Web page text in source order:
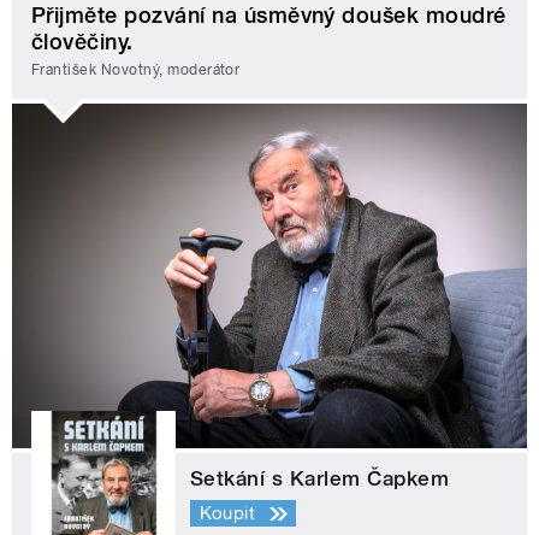
Přijměte pozvání na úsměvný doušek moudré
člověčiny.
František Novotný, moderátor
Setkání s Karlem Čapkem
Koupit